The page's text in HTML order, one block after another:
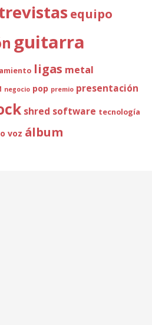
equipo
guitarra
ligas metal
negocio pop premio presentación
shred software tecnología
voz álbum